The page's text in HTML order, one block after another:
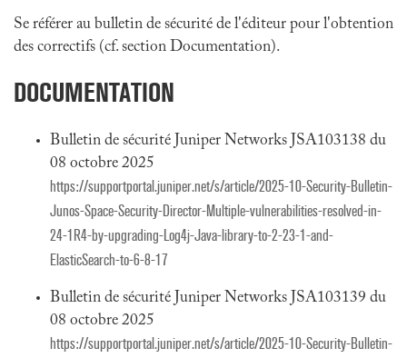
Se référer au bulletin de sécurité de l'éditeur pour l'obtention
des correctifs (cf. section Documentation).
DOCUMENTATION
Bulletin de sécurité Juniper Networks JSA103138 du
08 octobre 2025
https://supportportal.juniper.net/s/article/2025-10-Security-Bulletin-
Junos-Space-Security-Director-Multiple-vulnerabilities-resolved-in-
24-1R4-by-upgrading-Log4j-Java-library-to-2-23-1-and-
ElasticSearch-to-6-8-17
Bulletin de sécurité Juniper Networks JSA103139 du
08 octobre 2025
https://supportportal.juniper.net/s/article/2025-10-Security-Bulletin-